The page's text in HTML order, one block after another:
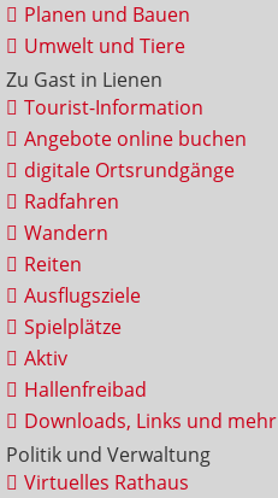
Planen und Bauen
Umwelt und Tiere
Zu Gast in Lienen
Tourist-Information
Angebote online buchen
digitale Ortsrundgänge
Radfahren
Wandern
Reiten
Ausflugsziele
Spielplätze
Aktiv
Hallenfreibad
Downloads, Links und mehr
Politik und Verwaltung
Virtuelles Rathaus